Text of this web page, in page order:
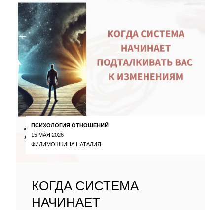
ПСИХОЛОГИЯ ОТНОШЕНИЙ
15 МАЯ 2026
ФИЛИМОШКИНА НАТАЛИЯ
КОГДА СИСТЕМА
НАЧИНАЕТ